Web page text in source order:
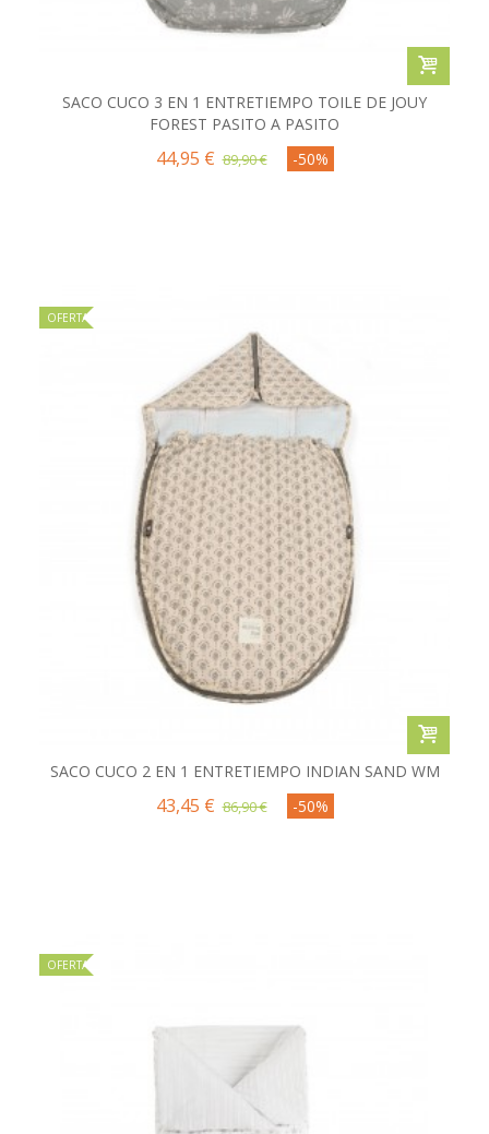
SACO CUCO 3 EN 1 ENTRETIEMPO TOILE DE JOUY
FOREST PASITO A PASITO
44,95 € 89,90 € -50%
OFERTA
SACO CUCO 2 EN 1 ENTRETIEMPO INDIAN SAND WM
43,45 € 86,90 € -50%
OFERTA